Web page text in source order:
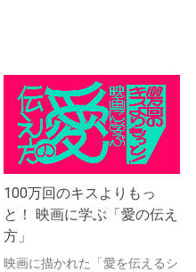
100万回のキスよりもっ
と！ 映画に学ぶ「愛の伝え
方」
映画に描かれた「愛を伝えるシ